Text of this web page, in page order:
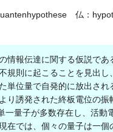
仏：
情報伝達に関する仮説で
規則に起こることを見出
単位量で自発的に放出さ
り誘発された終板電位の
一量子が多数存在し、活
在では、個々の量子は一個